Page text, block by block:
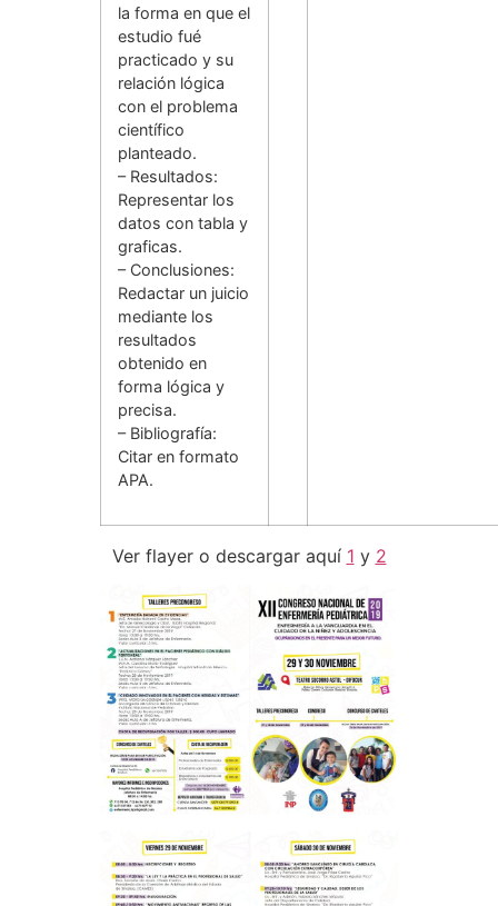
la forma en que el
estudio fué
practicado y su
relación lógica
con el problema
científico
planteado.
– Resultados:
Representar los
datos con tabla y
graficas.
– Conclusiones:
Redactar un juicio
mediante los
resultados
obtenido en
forma lógica y
precisa.
– Bibliografía:
Citar en formato
APA.
Ver flayer o descargar aquí 1 y 2